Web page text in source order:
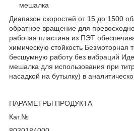
мешалка
Диапазон скоростей от 15 до 1500
обратное вращение для
рабочая пластина из ПЭТ
химическую стойкость Безмоторная
бесшумную работу без вибраций
мешалка для использования при
насадкой на бутылку) в
ПАРАМЕТРЫ ПРОДУКТА
Кат.№